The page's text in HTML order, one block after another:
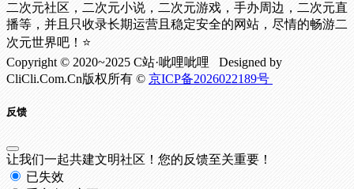
二次元社区，二次元小说，二次元游戏，手办周边，二次元直
播等，并且只收录长期运营且稳定安全的网站，尽情的畅游二
次元世界吧！⭐
Copyright © 2020~2025 C站·呲哩呲哩 Designed by
CliCli.Com.Cn版权所有 © 京ICP备2026022189号
反馈
让我们一起共建文明社区！您的反馈至关重要！
已失效